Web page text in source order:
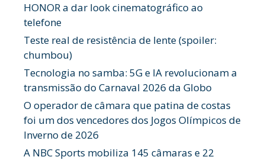
HONOR a dar look cinematográfico ao
telefone
Teste real de resistência de lente (spoiler:
chumbou)
Tecnologia no samba: 5G e IA revolucionam a
transmissão do Carnaval 2026 da Globo
O operador de câmara que patina de costas
foi um dos vencedores dos Jogos Olímpicos de
Inverno de 2026
A NBC Sports mobiliza 145 câmaras e 22